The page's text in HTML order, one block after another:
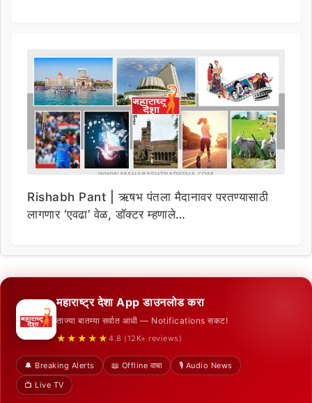
Rishabh Pant | ऋषभ पंतला मैदानावर परतण्यासाठी
लागणार ‘एवढा’ वेळ, डॉक्टर म्हणाले…
महाराष्ट्र देशा App डाउनलोड करा
ताज्या बातम्या सर्वात आधी — Notifications सकट!
★★★★★ 4.8 (12K+ reviews)
🔔 Breaking Alerts 📖 Offline वाचा
🎙️ Audio News
📺 Live TV